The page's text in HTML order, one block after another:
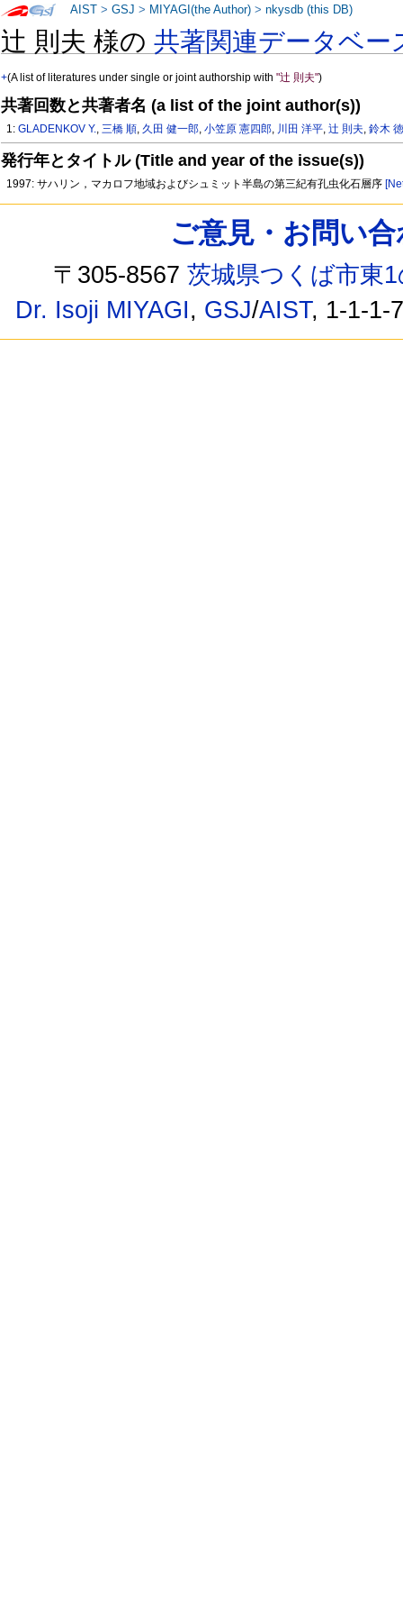
辻 則夫 様の共著関連データベー
+(A list of literatures under single or joint authorship with"辻 則夫")
共著回数と共著者名 (a list of the joint author(s))
1:GLADENKOV Y.,三橋 順, 久田 健一郎,小笠原 憲四郎, 川田 洋平,辻 則夫,鈴木
発行年とタイトル (Title and year of the issue(s))
1997: サハリン，マカロフ地域およびシュミット半島の第三紀有孔虫化石層序
AIST >GSJ > MIYAGI(the Author) >nkysdb (this DB)
ご意見・お問い
〒305-8567茨城県つくば市東
Dr. Isoji MIYAGI, GSJ/AIST, 1-1-1-